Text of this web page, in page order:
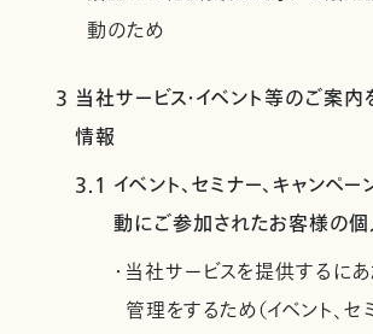
動のため
3 当社サービス・イベント等のご案
情報
3.1 イベント、セミナー、キャンペ
動にご参加されたお客様の
・当社サービスを提供するに
管理をするため（イベント、